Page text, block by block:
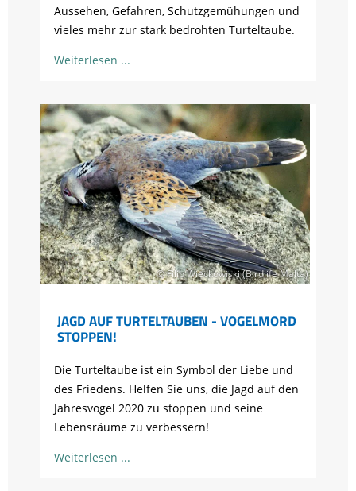
Aussehen, Gefahren, Schutzgemühungen und
vieles mehr zur stark bedrohten Turteltaube.
Weiterlesen
© Filip Wieckowiski (Birdlife Malta)
JAGD AUF TURTELTAUBEN - VOGELMORD
STOPPEN!
Die Turteltaube ist ein Symbol der Liebe und
des Friedens. Helfen Sie uns, die Jagd auf den
Jahresvogel 2020 zu stoppen und seine
Lebensräume zu verbessern!
Weiterlesen